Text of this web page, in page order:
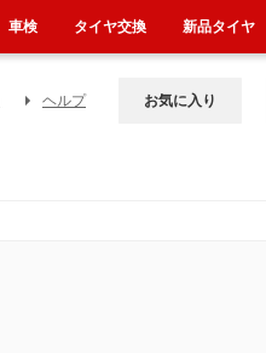
ヘルプ お気に入り
車検 タイヤ交換 新品タイヤ